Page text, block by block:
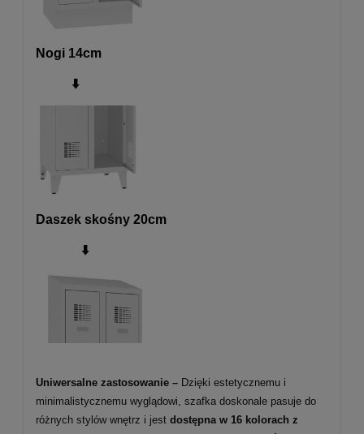
Nogi 14cm
⬇️
Daszek skośny 20cm
⬇️
Uniwersalne zastosowanie – Dzięki estetycznemu i
minimalistycznemu wyglądowi, szafka doskonale pasuje do
różnych stylów wnętrz i jest dostępna w 16 kolorach z